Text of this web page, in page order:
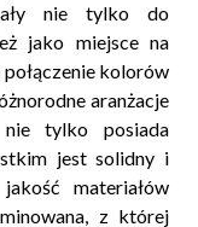
nie tylko do
jako miejsce na
kolorów
aranżacje
tylko posiada
jest solidny i
materiałów
z której